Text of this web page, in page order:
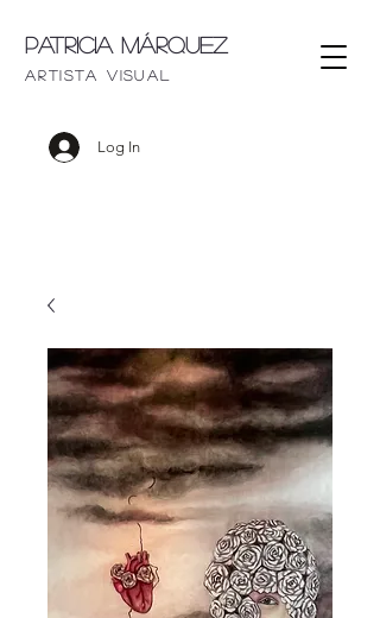
Patricia Márquez
artista visu al
Log In